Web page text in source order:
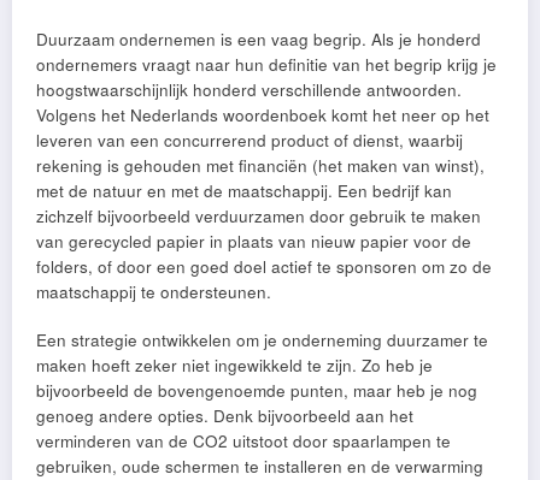
Duurzaam ondernemen is een vaag begrip. Als je honderd
ondernemers vraagt naar hun definitie van het begrip krijg je
hoogstwaarschijnlijk honderd verschillende antwoorden.
Volgens het Nederlands woordenboek komt het neer op het
leveren van een concurrerend product of dienst, waarbij
rekening is gehouden met financiën (het maken van winst),
met de natuur en met de maatschappij. Een bedrijf kan
zichzelf bijvoorbeeld verduurzamen door gebruik te maken
van gerecycled papier in plaats van nieuw papier voor de
folders, of door een goed doel actief te sponsoren om zo de
maatschappij te ondersteunen.
Een strategie ontwikkelen om je onderneming duurzamer te
maken hoeft zeker niet ingewikkeld te zijn. Zo heb je
bijvoorbeeld de bovengenoemde punten, maar heb je nog
genoeg andere opties. Denk bijvoorbeeld aan het
verminderen van de CO2 uitstoot door spaarlampen te
gebruiken, oude schermen te installeren en de verwarming